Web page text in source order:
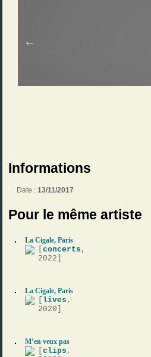
Informations
Date :13/11/2017
Pour le même artiste
La Cigale, Paris
[concerts ,
2022]
La Cigale, Paris
lives ,
2020]
M’en veux pas
[clips ,